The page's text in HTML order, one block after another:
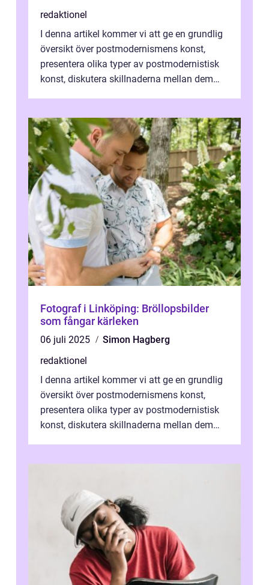
redaktionel
I denna artikel kommer vi att ge en grundlig
översikt över postmodernismens konst,
presentera olika typer av postmodernistisk
konst, diskutera skillnaderna mellan dem
Fotograf i Linköping: Bröllopsbilder
som fångar kärleken
06 juli 2025
Simon Hagberg
redaktionel
I denna artikel kommer vi att ge en grundlig
översikt över postmodernismens konst,
presentera olika typer av postmodernistisk
konst, diskutera skillnaderna mellan dem